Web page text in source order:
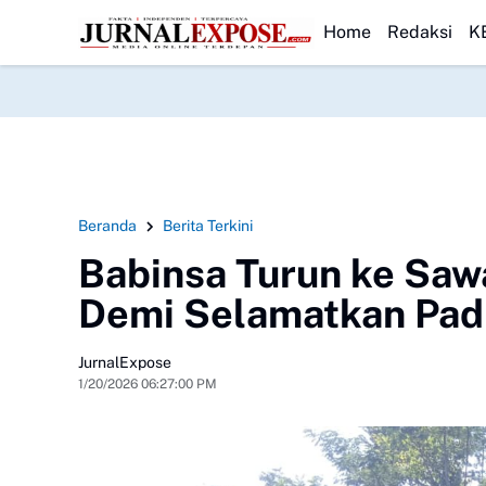
HEADLINE
Danlanal Nias Dampingi Gubernur Sumut Tinjau Lahewa
Home Redaksi
Beranda Berita Terkini
Babinsa Turun ke
Demi Selamatkan
JurnalExpose
1/20/2026 06:27:00 PM